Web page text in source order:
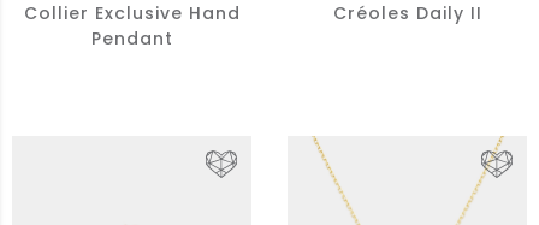
Collier Exclusive Hand
Pendant
Créoles Daily II